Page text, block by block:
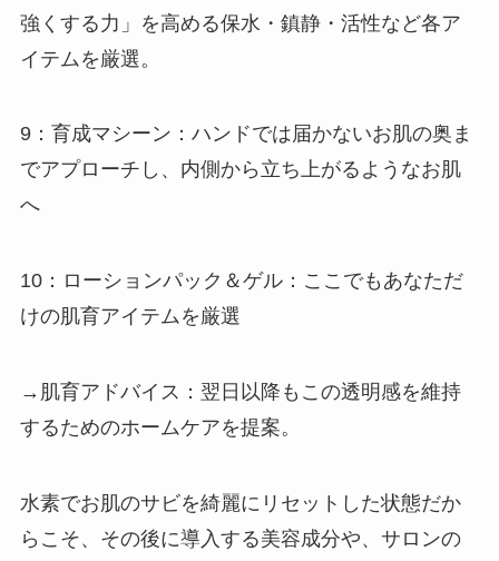
強くする力」を高める保水・鎮静・活性など各ア
イテムを厳選。
9：育成マシーン：ハンドでは届かないお肌の奥ま
でアプローチし、内側から立ち上がるようなお肌
へ
10：ローションパック＆ゲル：ここでもあなただ
けの肌育アイテムを厳選
→肌育アドバイス：翌日以降もこの透明感を維持
するためのホームケアを提案。
水素でお肌のサビを綺麗にリセットした状態だか
らこそ、その後に導入する美容成分や、サロンの